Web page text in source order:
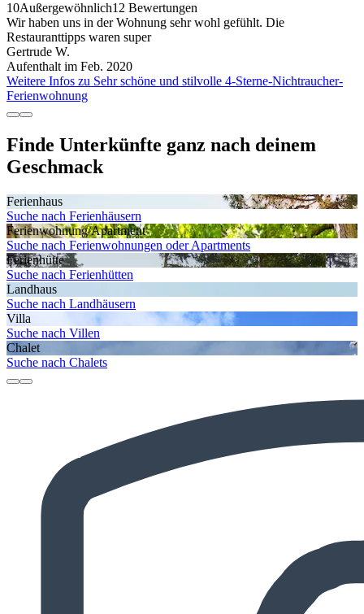
10Außergewöhnlich12 Bewertungen
Wir haben uns in der Wohnung sehr wohl gefühlt. Die
Restauranttipps waren super
Gertrude W.
Aufenthalt im Feb. 2020
Weitere Infos zu Sehr schöne und stilvolle 4-Sterne-Nichtraucher-
Ferienwohnung
Finde Unterkünfte ganz nach deinem
Geschmack
Ferienhaus
Suche nach Ferienhäusern
Ferienwohnung/Apartment
Suche nach Ferienwohnungen oder Apartments
Ferienhütte
Suche nach Ferienhütten
Landhaus
Suche nach Landhäusern
Villa
Suche nach Villen
Chalet
Suche nach Chalets